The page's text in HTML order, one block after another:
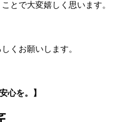
とで大変嬉しく思います。
くお願いします。
心を。】